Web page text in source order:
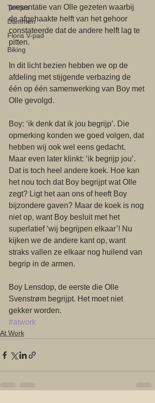
Tentjes
Dammen
Floris V-pad
Biking
presentatie van Olle gezeten waarbij
de afgehaakte helft van het gehoor
constateerde dat de andere helft lag te
pitten.
In dit licht bezien hebben we op de
afdeling met stijgende verbazing de
één op één samenwerking van Boy met
Olle gevolgd.
Boy: ‘ik denk dat ik jou begrijp’. Die
opmerking konden we goed volgen, dat
hebben wij ook wel eens gedacht.
Maar even later klinkt: ‘ik begrijp jou’.
Dat is toch heel andere koek. Hoe kan
het nou toch dat Boy begrijpt wat Olle
zegt? Ligt het aan ons of heeft Boy
bijzondere gaven? Maar de koek is nog
niet op, want Boy besluit met het
superlatief ‘wij begrijpen elkaar’! Nu
kijken we de andere kant op, want
straks vallen ze elkaar nog huilend van
begrip in de armen.
Boy Lensdop, de eerste die Olle
Svenstrøm begrijpt. Het moet niet
gekker worden.
#atwork
At Work